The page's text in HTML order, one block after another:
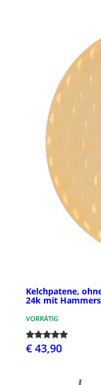
Kelchpatene,
24k mit
VORRÄTIG
€ 43,90